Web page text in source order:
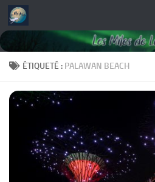
Skip to content
ÉTIQUETÉ : PALAWAN BEACH